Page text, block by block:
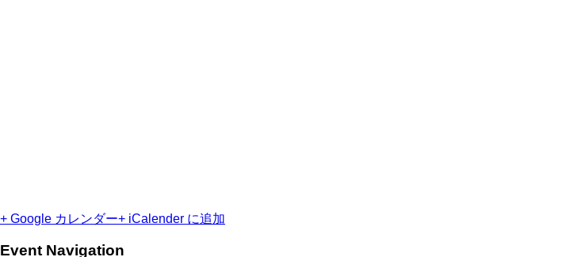
+ Google カレンダー+ iCalender に追加
Event Navigation